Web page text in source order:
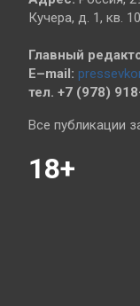
Кучера, д. 1, кв.
Главный
E–mail:
тел. +7 (978)
Все публикации
18+